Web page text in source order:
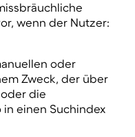
wenn der Nutzer:
oder
Zweck, der über
die
in einen Suchindex